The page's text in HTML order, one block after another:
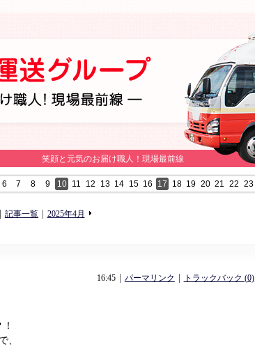
笑顔と元気のお届け職人！現場最前線
6 7 8 9 10 11 12 13 14 15 16 17 18 19 20 21 22 23
記事一覧 2025年4月
16:45 パーマリンク トラックバック (0)
、